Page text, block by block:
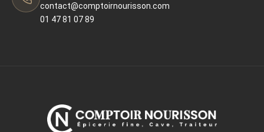
contact@comptoirnourisson.com
01 47 81 07 89